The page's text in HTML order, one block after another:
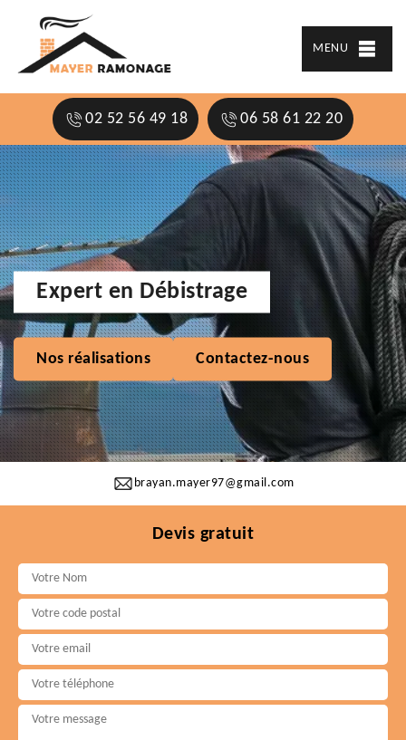
MENU
02 52 56 49 18 06 58 61 22 20
brayan.mayer97@gmail.com
Expert en Débistrage
Nos réalisations Contactez-nous
Devis gratuit